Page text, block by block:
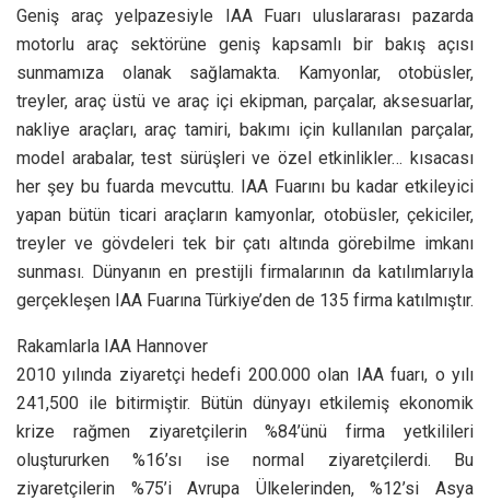
Geniş araç yelpazesiyle IAA Fuarı uluslararası pazarda
motorlu araç sektörüne geniş kapsamlı bir bakış açısı
sunmamıza olanak sağlamakta. Kamyonlar, otobüsler,
treyler, araç üstü ve araç içi ekipman, parçalar, aksesuarlar,
nakliye araçları, araç tamiri, bakımı için kullanılan parçalar,
model arabalar, test sürüşleri ve özel etkinlikler… kısacası
her şey bu fuarda mevcuttu. IAA Fuarını bu kadar etkileyici
yapan bütün ticari araçların kamyonlar, otobüsler, çekiciler,
treyler ve gövdeleri tek bir çatı altında görebilme imkanı
sunması. Dünyanın en prestijli firmalarının da katılımlarıyla
gerçekleşen IAA Fuarına Türkiye’den de 135 firma katılmıştır.
Rakamlarla IAA Hannover
2010 yılında ziyaretçi hedefi 200.000 olan IAA fuarı, o yılı
241,500 ile bitirmiştir. Bütün dünyayı etkilemiş ekonomik
krize rağmen ziyaretçilerin %84’ünü firma yetkilileri
oluştururken %16’sı ise normal ziyaretçilerdi. Bu
ziyaretçilerin %75’i Avrupa Ülkelerinden, %12’si Asya